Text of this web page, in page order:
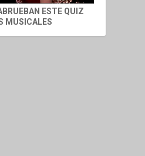
ESTE QUIZ
MUSICALES